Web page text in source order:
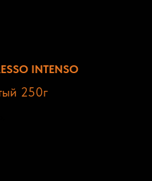
INTENSO
250г